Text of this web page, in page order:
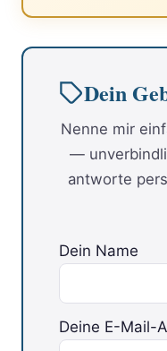
Dein
Nenne mir
—
antworte
Dein Name
Deine E-Mail-